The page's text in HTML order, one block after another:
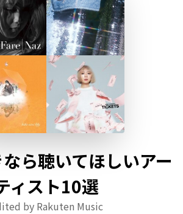
試し
ら聴いてほしいアー
ィスト10選
by Rakuten Music